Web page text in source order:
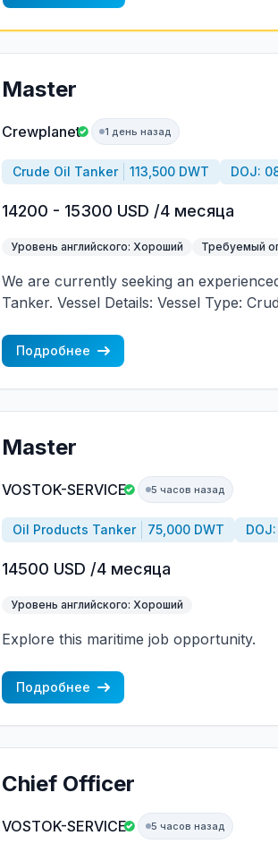
Master
Crewplanet 1 день назад
Crude Oil Tanker 113,500 DWT DOJ:
14200 - 15300 USD /4 месяца
Уровень английского: Хороший Требуемый
We are currently seeking an
Tanker. Vessel Details: Vessel Type:
service as Master on Crude Oil
experience. Valid STCW certificates.
of English. Experience on similar-size
Shipowner: UAE-based Shipowner
and sea service records for
Подробнее
Master
VOSTOK-SERVICE 5 часов назад
Oil Products Tanker 75,000 DWT
14500 USD /4 месяца
Уровень английского: Хороший
Explore this maritime job opportunity.
Подробнее
Chief Officer
VOSTOK-SERVICE 5 часов назад